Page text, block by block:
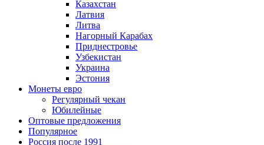
Казахстан
Латвия
Литва
Нагорный Карабах
Приднестровье
Узбекистан
Украина
Эстония
Монеты евро
Регулярный чекан
Юбилейные
Оптовые предложения
Популярное
Россия после 1991